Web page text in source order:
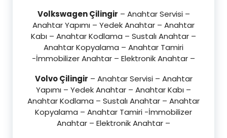
Volkswagen Çilingir – Anahtar Servisi –
Anahtar Yapımı – Yedek Anahtar – Anahtar
Kabı – Anahtar Kodlama – Sustalı Anahtar –
Anahtar Kopyalama – Anahtar Tamiri
-İmmobilizer Anahtar – Elektronik Anahtar –
Volvo Çilingir – Anahtar Servisi – Anahtar
Yapımı – Yedek Anahtar – Anahtar Kabı –
Anahtar Kodlama – Sustalı Anahtar – Anahtar
Kopyalama – Anahtar Tamiri -İmmobilizer
Anahtar – Elektronik Anahtar –